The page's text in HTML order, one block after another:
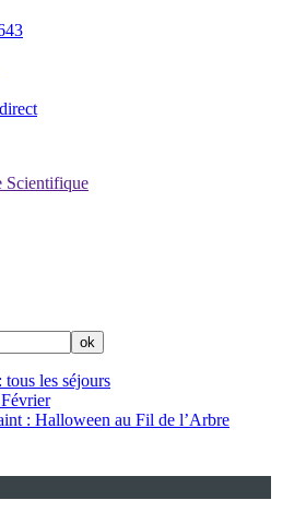
Scientifique
les séjours
: Halloween au Fil de l’Arbre